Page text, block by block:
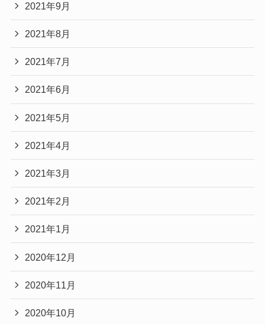
2021年9月
2021年8月
2021年7月
2021年6月
2021年5月
2021年4月
2021年3月
2021年2月
2021年1月
2020年12月
2020年11月
2020年10月